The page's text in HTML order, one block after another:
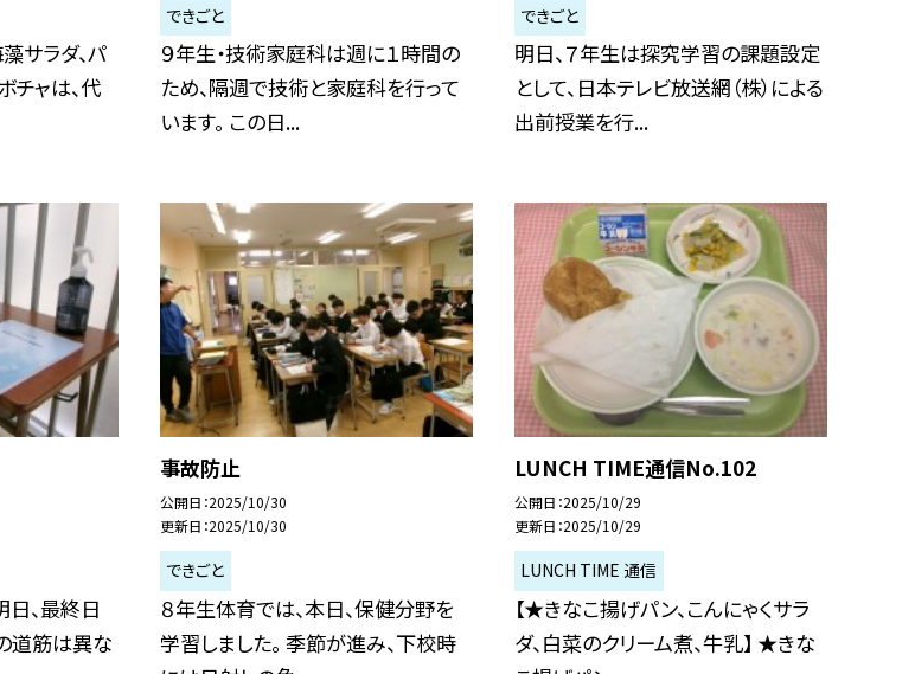
藻サラダ、パ
チャは、代
できごと
９年生・技術家庭科は週に１時間の
ため、隔週で技術と家庭科を行って
います。 この日...
できごと
明日、７年生は探究学習の課題設定
として、日本テレビ放送網（株）による
出前授業を行...
日、最終日
道筋は異な
事故防止
公開日 2025/10/30
更新日 2025/10/30
できごと
８年生体育では、本日、保健分野を
学習しました。 季節が進み、下校時
LUNCH TIME通信No.102
公開日 2025/10/29
更新日 2025/10/29
LUNCH TIME 通信
【★きなこ揚げパン、こんにゃくサラ
ダ、白菜のクリーム煮、牛乳】 ★きな